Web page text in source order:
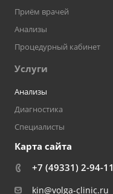
Приём врачей
Анализы
Процедурный кабинет
Услуги
Анализы
Диагностика
Специалисты
Карта сайта
+7 (49331) 2-94-11
kin@volga-clinic.ru